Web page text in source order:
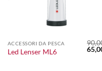
ACCESSORI DA PESCA
Led Lenser ML6
Il